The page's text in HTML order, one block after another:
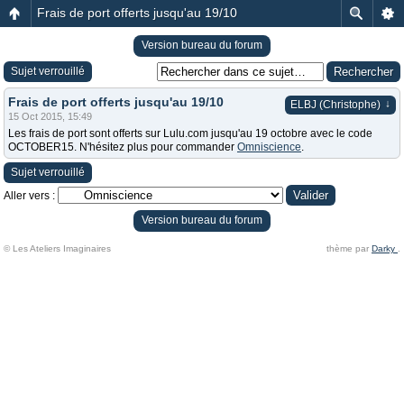
Frais de port offerts jusqu'au 19/10
Version bureau du forum
Sujet verrouillé
ELBJ (Christophe) ↓
Frais de port offerts jusqu'au 19/10
15 Oct 2015, 15:49
Les frais de port sont offerts sur Lulu.com jusqu'au 19 octobre avec le code
OCTOBER15. N'hésitez plus pour commander Omniscience.
Sujet verrouillé
Aller vers :
Version bureau du forum
© Les Ateliers Imaginaires thème par Darky